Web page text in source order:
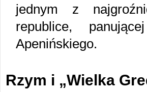
jednym z
republice,
Apenińskiego.
Rzym i „Wielka